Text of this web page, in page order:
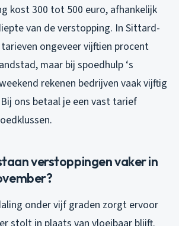
kost 300 tot 500 euro, afhankelijk
van de verstopping. In Sittard-
ongeveer vijftien procent
maar bij spoedhulp ‘s
rekenen bedrijven vaak vijftig
ons betaal je een vast tarief
verstoppingen vaker in
onder vijf graden zorgt ervoor